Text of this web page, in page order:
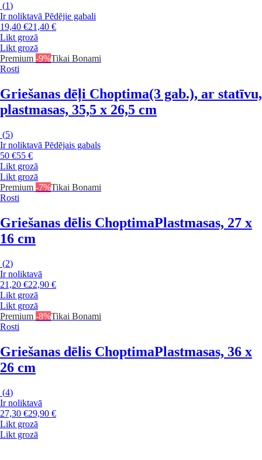
(1)
Ir noliktavā Pēdējie gabali
19,40 €21,40 €
Likt grozā
Likt grozā
Premium -9%Tikai Bonami
Rosti
Griešanas dēļi Choptima(3 gab.), ar statīvu,
plastmasas, 35,5 x 26,5 cm
(5)
Ir noliktavā Pēdējais gabals
50 €55 €
Likt grozā
Likt grozā
Premium -7%Tikai Bonami
Rosti
Griešanas dēlis ChoptimaPlastmasas, 27 x
16 cm
(2)
Ir noliktavā
21,20 €22,90 €
Likt grozā
Likt grozā
Premium -8%Tikai Bonami
Rosti
Griešanas dēlis ChoptimaPlastmasas, 36 x
26 cm
(4)
Ir noliktavā
27,30 €29,90 €
Likt grozā
Likt grozā